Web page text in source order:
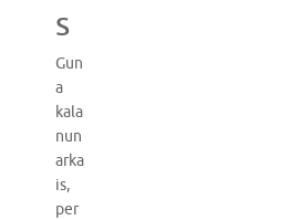
s
Gun
a
kala
nun
arka
is,
per